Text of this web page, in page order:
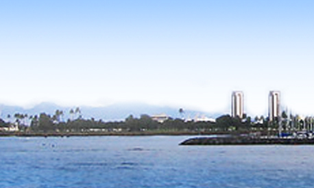
L21/31柴油机配件
L27/38柴油机配件
L32/40柴油机配件
进口配件